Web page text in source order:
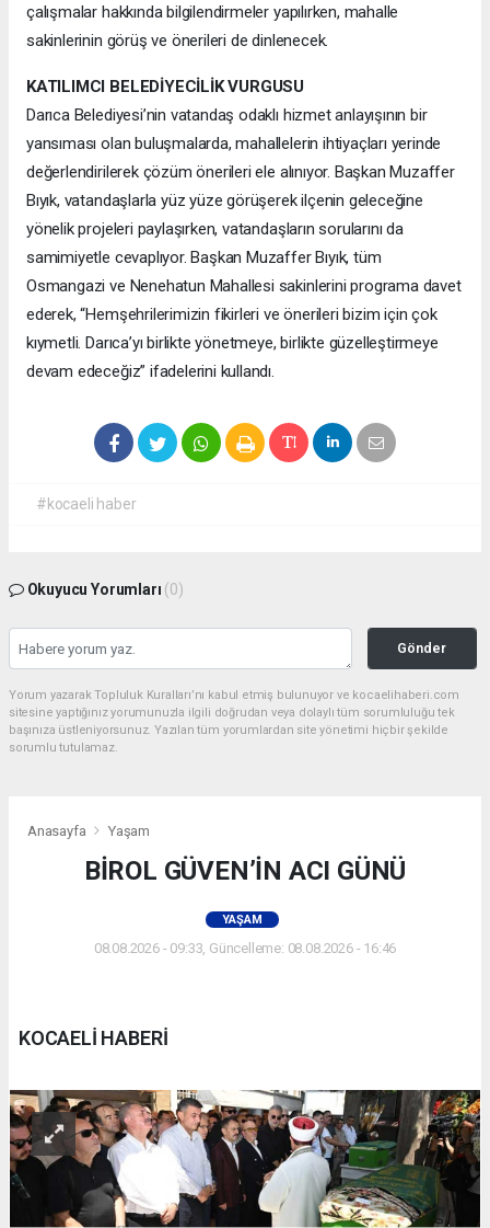
çalışmalar hakkında bilgilendirmeler yapılırken, mahalle
sakinlerinin görüş ve önerileri de dinlenecek.
KATILIMCI BELEDİYECİLİK VURGUSU
Darıca Belediyesi’nin vatandaş odaklı hizmet anlayışının bir
yansıması olan buluşmalarda, mahallelerin ihtiyaçları yerinde
değerlendirilerek çözüm önerileri ele alınıyor. Başkan Muzaffer
Bıyık, vatandaşlarla yüz yüze görüşerek ilçenin geleceğine
yönelik projeleri paylaşırken, vatandaşların sorularını da
samimiyetle cevaplıyor. Başkan Muzaffer Bıyık, tüm
Osmangazi ve Nenehatun Mahallesi sakinlerini programa davet
ederek, “Hemşehrilerimizin fikirleri ve önerileri bizim için çok
kıymetli. Darıca’yı birlikte yönetmeye, birlikte güzelleştirmeye
devam edeceğiz” ifadelerini kullandı.
#kocaeli haber
Okuyucu Yorumları (0)
Gönder
Yorum yazarak Topluluk Kuralları’nı kabul etmiş bulunuyor ve kocaelihaberi.com
sitesine yaptığınız yorumunuzla ilgili doğrudan veya dolaylı tüm sorumluluğu tek
başınıza üstleniyorsunuz. Yazılan tüm yorumlardan site yönetimi hiçbir şekilde
sorumlu tutulamaz.
Anasayfa Yaşam
BİROL GÜVEN’İN ACI GÜNÜ
YAŞAM
08.08.2026 - 09:33, Güncelleme: 08.08.2026 - 16:46
KOCAELİ HABERİ